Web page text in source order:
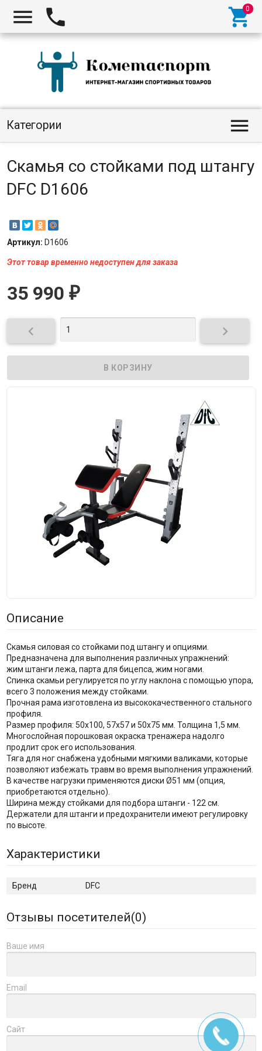
  
Категории 
Скамья со стойками под штангу
DFC D1606
Артикул: D1606
Этот товар временно недоступен для заказа
35 990 ₽
 
Описание
Скамья силовая со стойками под штангу и опциями.
Предназначена для выполнения различных упражнений:
жим штанги лежа, парта для бицепса, жим ногами.
Спинка скамьи регулируется по углу наклона с помощью упора,
всего 3 положения между стойками.
Прочная рама изготовлена из высококачественного стального
профиля.
Размер профиля: 50х100, 57х57 и 50х75 мм. Толщина 1,5 мм.
Многослойная порошковая окраска тренажера надолго
продлит срок его использования.
Тяга для ног снабжена удобными мягкими валиками, которые
позволяют избежать травм во время выполнения упражнений.
В качестве нагрузки применяются диски Ø51 мм (опция,
приобретаются отдельно).
Ширина между стойками для подбора штанги - 122 см.
Держатели для штанги и предохранители имеют регулировку
по высоте.
Характеристики
Бренд DFC
Отзывы посетителей(0)
Ваше имя
Email
Сайт